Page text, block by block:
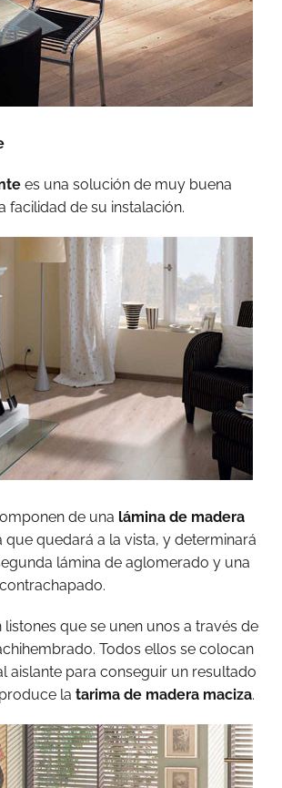
es una solución de muy buena
facilidad de su instalación.
de una lámina de madera
que quedará a la vista, y determinará
lámina de aglomerado y una
listones que se unen unos a través de
Todos ellos se colocan
aislante para conseguir un resultado
la tarima de madera maciza.